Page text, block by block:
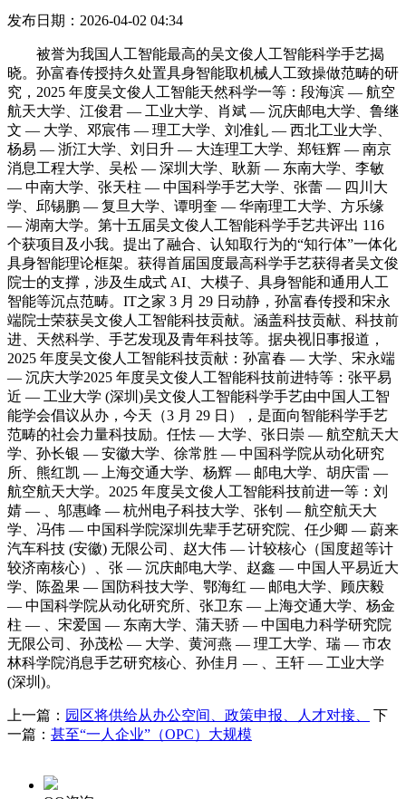
发布日期：2026-04-02 04:34
被誉为我国人工智能最高的吴文俊人工智能科学手艺揭
晓。孙富春传授持久处置具身智能取机械人工致操做范畴的研
究，2025 年度吴文俊人工智能天然科学一等：段海滨 — 航空
航天大学、江俊君 — 工业大学、肖斌 — 沉庆邮电大学、鲁继
文 — 大学、邓宸伟 — 理工大学、刘准釓 — 西北工业大学、
杨易 — 浙江大学、刘日升 — 大连理工大学、郑钰辉 — 南京
消息工程大学、吴松 — 深圳大学、耿新 — 东南大学、李敏
— 中南大学、张天柱 — 中国科学手艺大学、张蕾 — 四川大
学、邱锡鹏 — 复旦大学、谭明奎 — 华南理工大学、方乐缘
— 湖南大学。第十五届吴文俊人工智能科学手艺共评出 116
个获项目及小我。提出了融合、认知取行为的“知行体”一体化
具身智能理论框架。获得首届国度最高科学手艺获得者吴文俊
院士的支撑，涉及生成式 AI、大模子、具身智能和通用人工
智能等沉点范畴。IT之家 3 月 29 日动静，孙富春传授和宋永
端院士荣获吴文俊人工智能科技贡献。涵盖科技贡献、科技前
进、天然科学、手艺发现及青年科技等。据央视旧事报道，
2025 年度吴文俊人工智能科技贡献：孙富春 — 大学、宋永端
— 沉庆大学2025 年度吴文俊人工智能科技前进特等：张平易
近 — 工业大学 (深圳)吴文俊人工智能科学手艺由中国人工智
能学会倡议从办，今天（3 月 29 日），是面向智能科学手艺
范畴的社会力量科技励。任怯 — 大学、张日崇 — 航空航天大
学、孙长银 — 安徽大学、徐常胜 — 中国科学院从动化研究
所、熊红凯 — 上海交通大学、杨辉 — 邮电大学、胡庆雷 —
航空航天大学。2025 年度吴文俊人工智能科技前进一等：刘
婧 — 、邬惠峰 — 杭州电子科技大学、张钊 — 航空航天大
学、冯伟 — 中国科学院深圳先辈手艺研究院、任少卿 — 蔚来
汽车科技 (安徽) 无限公司、赵大伟 — 计较核心（国度超等计
较济南核心）、张 — 沉庆邮电大学、赵鑫 — 中国人平易近大
学、陈盈果 — 国防科技大学、鄂海红 — 邮电大学、顾庆毅
— 中国科学院从动化研究所、张卫东 — 上海交通大学、杨金
柱 — 、宋爱国 — 东南大学、蒲天骄 — 中国电力科学研究院
无限公司、孙茂松 — 大学、黄河燕 — 理工大学、瑞 — 市农
林科学院消息手艺研究核心、孙佳月 — 、王轩 — 工业大学
(深圳)。
上一篇： 园区将供给从办公空间、政策申报、人才对接、
下
一篇： 甚至“一人企业”（OPC）大规模